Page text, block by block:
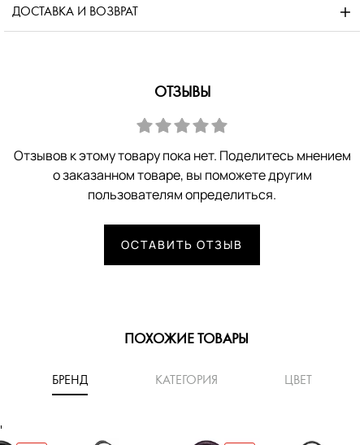
ДОСТАВКА И ВОЗВРАТ
ОТЗЫВЫ
Отзывов к этому товару пока нет. Поделитесь мнением
о заказанном товаре, вы поможете другим
пользователям определиться.
ОСТАВИТЬ ОТЗЫВ
ПОХОЖИЕ ТОВАРЫ
БРЕНД КАТЕГОРИЯ ЦВЕТ
'